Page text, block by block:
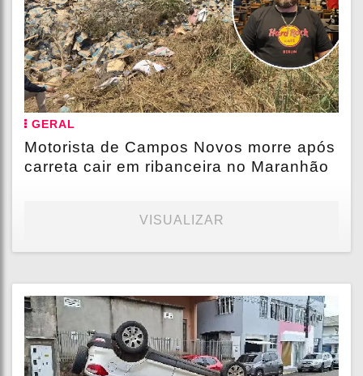
GERAL
Motorista de Campos Novos morre após
carreta cair em ribanceira no Maranhão
VISUALIZAR